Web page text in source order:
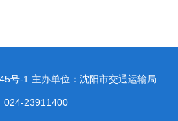
号-1 主办单位：沈阳市交通运输局
024-23911400